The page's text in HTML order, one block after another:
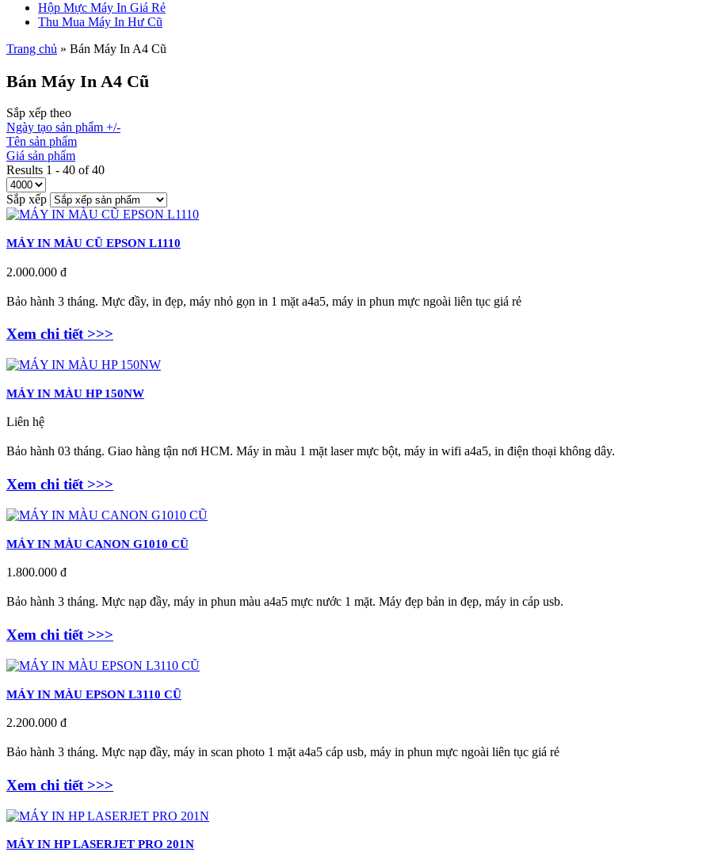
Hộp Mực Máy In Giá Rẻ
Thu Mua Máy In Hư Cũ
Trang chủ » Bán Máy In A4 Cũ
Bán Máy In A4 Cũ
Sắp xếp theo
Ngày tạo sản phẩm +/-
Tên sản phẩm
Giá sản phẩm
Results 1 - 40 of 40
Sắp xếp
MÁY IN MÀU CŨ EPSON L1110
2.000.000 đ
Bảo hành 3 tháng. Mực đầy, in đẹp, máy nhỏ gọn in 1 mặt a4a5, máy in phun mực ngoài liên tục giá rẻ
Xem chi tiết >>>
MÁY IN MÀU HP 150NW
Liên hệ
Bảo hành 03 tháng. Giao hàng tận nơi HCM. Máy in màu 1 mặt laser mực bột, máy in wifi a4a5, in điện thoại không dây.
Xem chi tiết >>>
MÁY IN MÀU CANON G1010 CŨ
1.800.000 đ
Bảo hành 3 tháng. Mực nạp đầy, máy in phun màu a4a5 mực nước 1 mặt. Máy đẹp bản in đẹp, máy in cáp usb.
Xem chi tiết >>>
MÁY IN MÀU EPSON L3110 CŨ
2.200.000 đ
Bảo hành 3 tháng. Mực nạp đầy, máy in scan photo 1 mặt a4a5 cáp usb, máy in phun mực ngoài liên tục giá rẻ
Xem chi tiết >>>
MÁY IN HP LASERJET PRO 201N